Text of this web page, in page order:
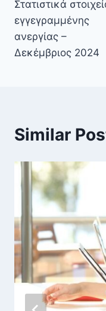
Στατιστικά
εγγεγραμμένης
ανεργίας –
Δεκέμβριος 2024
Similar